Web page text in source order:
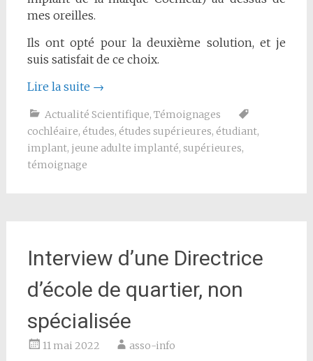
mes oreilles.
Ils ont opté pour la deuxième solution, et je
suis satisfait de ce choix.
Lire la suite →
Actualité Scientifique, Témoignages
cochléaire, études, études supérieures, étudiant,
implant, jeune adulte implanté, supérieures,
témoignage
Interview d’une Directrice
d’école de quartier, non
spécialisée
11 mai 2022 asso-info